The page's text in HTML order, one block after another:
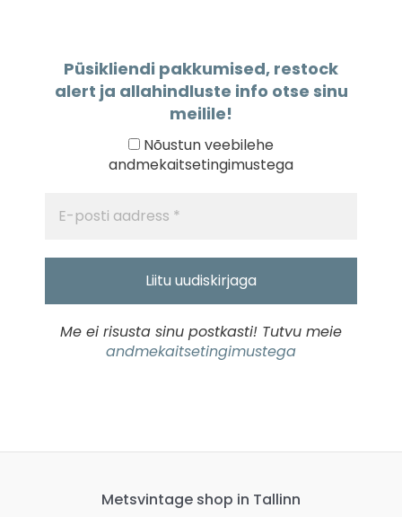
Püsikliendi pakkumised, restock
alert ja allahindluste info otse sinu
meilile!
Nõustun veebilehe
andmekaitsetingimustega
Me ei risusta sinu postkasti! Tutvu meie
andmekaitsetingimustega
Metsvintage shop in Tallinn